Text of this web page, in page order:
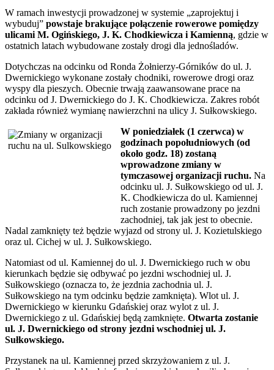
W ramach inwestycji prowadzonej w systemie „zaprojektuj i
wybuduj” powstaje brakujące połączenie rowerowe pomiędzy
ulicami M. Ogińskiego, J. K. Chodkiewicza i Kamienną, gdzie w
ostatnich latach wybudowane zostały drogi dla jednośladów.
Dotychczas na odcinku od Ronda Żołnierzy-Górników do ul. J.
Dwernickiego wykonane zostały chodniki, rowerowe drogi oraz
wyspy dla pieszych. Obecnie trwają zaawansowane prace na
odcinku od J. Dwernickiego do J. K. Chodkiewicza. Zakres robót
zakłada również wymianę nawierzchni na ulicy J. Sułkowskiego.
W poniedziałek (1 czerwca) w
godzinach popołudniowych (od
około godz. 18) zostaną
wprowadzone zmiany w
tymczasowej organizacji ruchu. Na
odcinku ul. J. Sułkowskiego od ul. J.
K. Chodkiewicza do ul. Kamiennej
ruch zostanie prowadzony po jezdni
zachodniej, tak jak jest to obecnie.
Nadal zamknięty też będzie wyjazd od strony ul. J. Kozietulskiego
oraz ul. Cichej w ul. J. Sułkowskiego.
Natomiast od ul. Kamiennej do ul. J. Dwernickiego ruch w obu
kierunkach będzie się odbywać po jezdni wschodniej ul. J.
Sułkowskiego (oznacza to, że jezdnia zachodnia ul. J.
Sułkowskiego na tym odcinku będzie zamknięta). Wlot ul. J.
Dwernickiego w kierunku Gdańskiej oraz wylot z ul. J.
Dwernickiego z ul. Gdańskiej będą zamknięte. Otwarta zostanie
ul. J. Dwernickiego od strony jezdni wschodniej ul. J.
Sułkowskiego.
Przystanek na ul. Kamiennej przed skrzyżowaniem z ul. J.